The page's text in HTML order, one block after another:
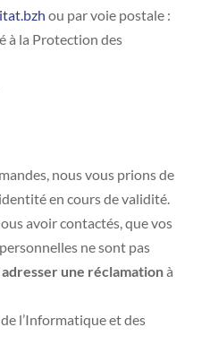
ou par voie postale :
à la Protection des
nous vous prions de
en cours de validité.
avoir contactés, que vos
ne sont pas
adresser une réclamationà
l’Informatique et des